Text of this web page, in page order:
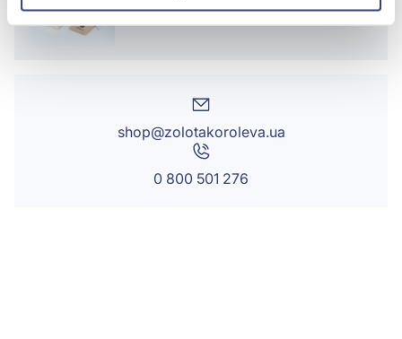
Детальніше
shop@zolotakoroleva.ua
0 800 501 276